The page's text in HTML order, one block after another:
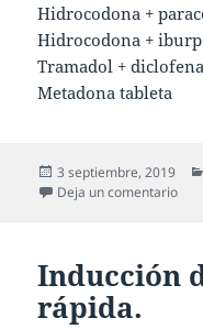
Hidrocodona +
Hidrocodona +
Tramadol +
Metadona tableta
3 septiembre, 2019
Deja un comentario
Inducción
rápida.